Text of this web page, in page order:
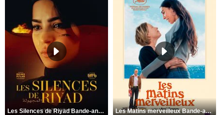
Les Silences de Riyad Bande-annonce VO STFR Les Matins merveilleux Bande-annonce VF